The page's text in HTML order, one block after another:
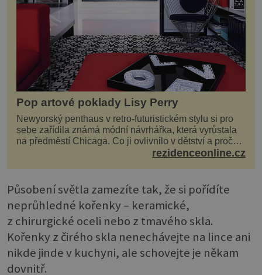
Pop artové poklady Lisy Perry
Newyorský penthaus v retro-futuristickém stylu si pro
sebe zařídila známá módní návrhářka, která vyrůstala
na předměstí Chicaga. Co ji ovlivnilo v dětství a proč
vypadá její domov právě takto? Interié...rezidenceonline.cz
Působení světla zamezíte tak, že si pořídíte
neprůhledné kořenky – keramické,
z chirurgické oceli nebo z tmavého skla.
Kořenky z čirého skla nenechávejte na lince ani
nikde jinde v kuchyni, ale schovejte je někam
dovnitř.